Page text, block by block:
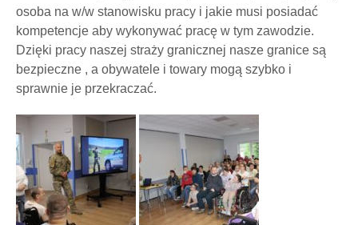
osoba na w/w stanowisku pracy i jakie musi posiadać
kompetencje aby wykonywać pracę w tym zawodzie.
Dzięki pracy naszej straży granicznej nasze granice są
bezpieczne , a obywatele i towary mogą szybko i
sprawnie je przekraczać.